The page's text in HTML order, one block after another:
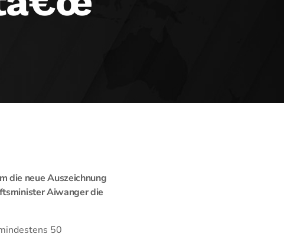
die neue Auszeichnung
Aiwanger die
50